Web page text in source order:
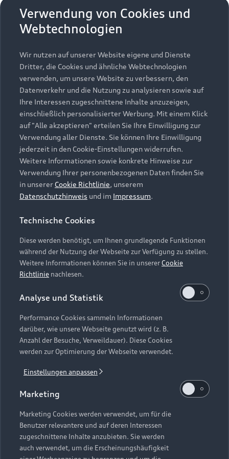
Find out more about the Adventure rally
Guided tour for school
classes from the region
A glimpse under the bonnet of the four rings: school
students will experience vocational training at the
Audi site in Neckarsulm live. Together with trainers
and trainees, we will go on an interactive tour.
Back to top
© 2026 AUDI AG. All rights reserved
Verwendung von Cookies und
Webtechnologien
Wir nutzen auf unserer Website eigene und Dienste
Dritter, die Cookies und ähnliche Webtechnologien
verwenden, um unsere Website zu verbessern, den
Datenverkehr und die Nutzung zu analysieren sowie auf
Ihre Interessen zugeschnittene Inhalte anzuzeigen,
einschließlich personalisierter Werbung. Mit einem Klick
auf "Alle akzeptieren" erteilen Sie Ihre Einwilligung zur
Verwendung aller Dienste. Sie können Ihre Einwilligung
jederzeit in den Cookie-Einstellungen widerrufen.
Weitere Informationen sowie konkrete Hinweise zur
Verwendung Ihrer personenbezogenen Daten finden Sie
in unserer Cookie Richtlinie, unserem
Datenschutzhinweis und im Impressum.
Technische Cookies
Diese werden benötigt, um Ihnen grundlegende Funktionen
während der Nutzung der Webseite zur Verfügung zu stellen.
Weitere Informationen können Sie in unsererCookie
Richtlinie nachlesen.
Analyse und Statistik
Performance Cookies sammeln Informationen
darüber, wie unsere Webseite genutzt wird (z. B.
Anzahl der Besuche, Verweildauer). Diese Cookies
werden zur Optimierung der Webseite verwendet.
Einstellungen anpassen
Marketing
Marketing Cookies werden verwendet, um für die
Benutzer relevantere und auf deren Interessen
zugeschnittene Inhalte anzubieten. Sie werden
auch verwendet, um die Erscheinungshäufigkeit